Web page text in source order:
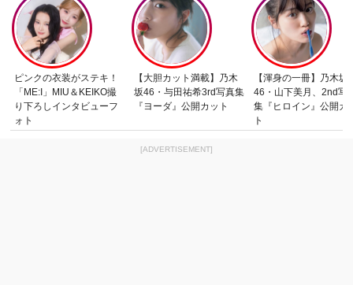
ピンクの衣装がステキ！
「ME:I」MIU＆KEIKO撮
り下ろしインタビューフ
ォト
【大胆カット満載】乃木
坂46・与田祐希3rd写真集
『ヨーダ』公開カット
【渾身の一冊】乃木坂
46・山下美月、2nd写
集『ヒロイン』公開カ
ト
[ADVERTISEMENT]